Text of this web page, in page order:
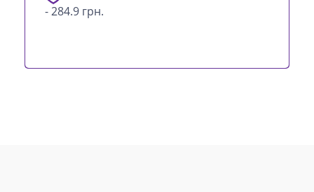
- 284.9 грн.